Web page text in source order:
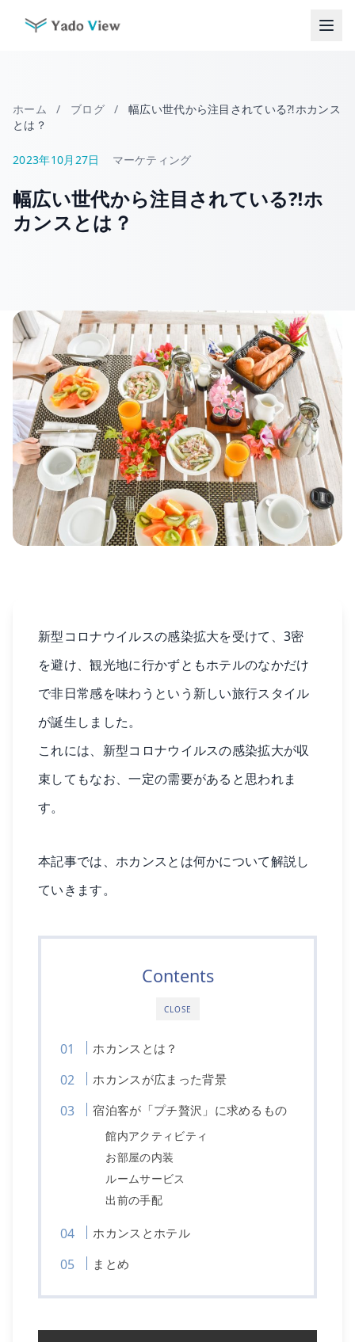
ホーム / ブログ /
幅広い世代から注目されている⁈ホカンス
とは？
2023年10月27日 マーケティング
幅広い世代から注目されている⁈ホ
カンスとは？
新型コロナウイルスの感染拡大を受けて、3密
を避け、観光地に行かずともホテルのなかだけ
で非日常感を味わうという新しい旅行スタイル
が誕生しました。
これには、新型コロナウイルスの感染拡大が収
束してもなお、一定の需要があると思われま
す。
本記事では、ホカンスとは何かについて解説し
ていきます。
CLOSE
Contents
ホカンスとは？
ホカンスが広まった背景
宿泊客が「プチ贅沢」に求めるもの
館内アクティビティ
お部屋の内装
ルームサービス
出前の手配
ホカンスとホテル
まとめ